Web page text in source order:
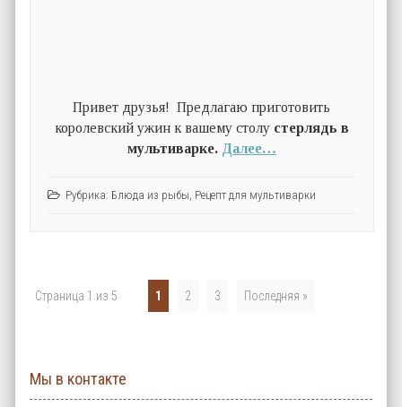
Привет друзья! Предлагаю приготовить
королевский ужин к вашему столу стерлядь в
мультиварке. Далее…
Рубрика: Блюда из рыбы Рецепт для мультиварки
Страница 1 из 5 1 2 3 Последняя »
Мы в контакте